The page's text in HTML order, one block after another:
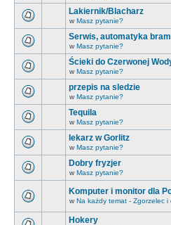
Lakiernik/Blacharz
w Masz pytanie?
Serwis, automatyka bram
w Masz pytanie?
Ścieki do Czerwonej
w Masz pytanie?
przepis na sledzie
w Masz pytanie?
Tequila
w Masz pytanie?
lekarz w Gorlitz
w Masz pytanie?
Dobry fryzjer
w Masz pytanie?
Komputer i monitor dla
w Na każdy temat - Zgorzelec i
Hokery